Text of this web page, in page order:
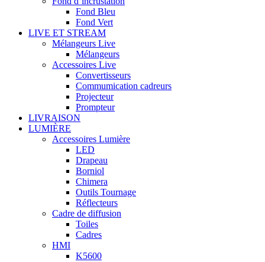
Fond Bleu
Fond Vert
LIVE ET STREAM
Mélangeurs Live
Mélangeurs
Accessoires Live
Convertisseurs
Commumication cadreurs
Projecteur
Prompteur
LIVRAISON
LUMIÈRE
Accessoires Lumière
LED
Drapeau
Borniol
Chimera
Outils Tournage
Réflecteurs
Cadre de diffusion
Toiles
Cadres
HMI
K5600